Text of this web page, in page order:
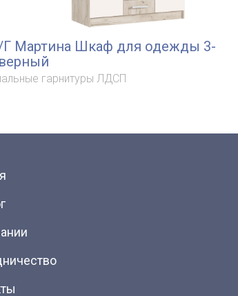
Мартина Шкаф для одежды 3-
гарнитуры ЛДСП